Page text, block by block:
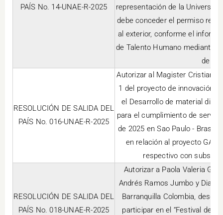
PAÍS No. 14-UNAE-R-2025
representación de la
debe conceder el permiso
al exterior, conforme el
de Talento Humano mediante
de 11
RESOLUCIÓN DE SALIDA DEL
PAÍS No. 016-UNAE-R-2025
Autorizar al Magister Cristian
1 del proyecto de innovación
el Desarrollo de material
para el cumplimiento de
de 2025 en Sao Paulo - Brasil,
en relación al proyecto
respectivo con
RESOLUCIÓN DE SALIDA DEL
PAÍS No. 018-UNAE-R-2025
Autorizar a Paola Valeria
Andrés Ramos Jumbo y
Barranquilla Colombia,
participar en el “Festival de